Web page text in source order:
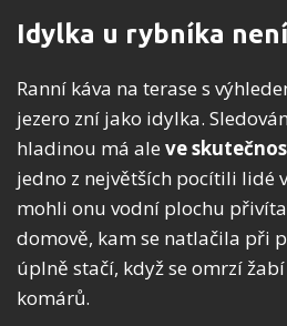
Idylka u rybníka
Ranní káva na terase s
jezero zní jako idylka.
hladinou má ale ve
jedno z největších pocítili lidé
mohli onu vodní plochu
domově, kam se natlačila při
úplně stačí, když se omrzí
komárů.